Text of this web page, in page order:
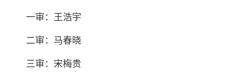
一审：王浩宇
二审：马春晓
三审：宋梅贵